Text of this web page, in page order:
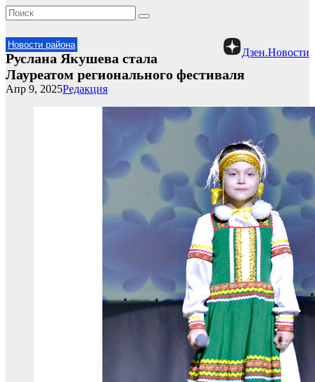
Новости района
Дзен.Новости
Руслана Якушева стала
Лауреатом регионального фестиваля
Редакция
Апр 9, 2025